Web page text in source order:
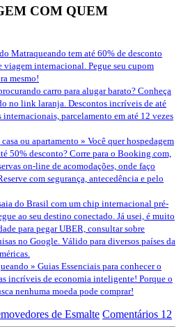
COM QUEM
Matraqueando tem até 60% de desconto
viagem internacional. Pegue seu cupom
mesmo!
carro para alugar barato? Conheça
no link laranja. Descontos incríveis de até
internacionais, parcelamento em até 12 vezes
ou apartamento » Você quer hospedagem
50% desconto? Corre para o Booking.com,
on-line de acomodações, onde faço
com segurança, antecedência e pelo
do Brasil com um chip internacional pré-
ao seu destino conectado. Já usei, é muito
para pegar UBER, consultar sobre
no Google. Válido para diversos países da
» Guias Essenciais para conhecer o
incríveis de economia inteligente! Porque o
nenhuma moeda pode comprar!
de Esmalte Comentários 12